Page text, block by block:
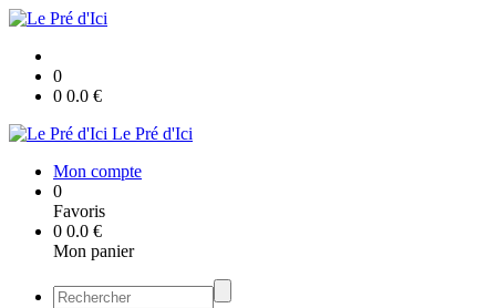
0
0 0.0 €
Le Pré d'Ici
Mon compte
0
Favoris
0 0.0 €
Mon panier